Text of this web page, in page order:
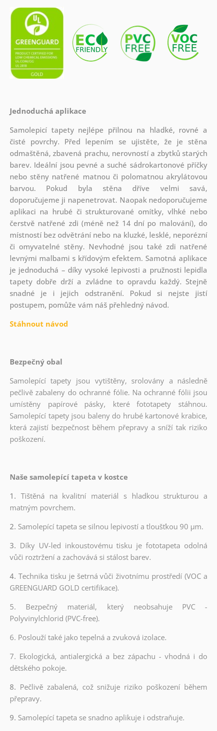
Jednoduchá aplikace
Samolepicí tapety nejlépe přilnou na hladké, rovné a
čisté povrchy. Před lepením se ujistěte, že je stěna
odmaštěná, zbavená prachu, nerovností a zbytků starých
barev. Ideální jsou pevné a suché sádrokartonové příčky
nebo stěny natřené matnou či polomatnou akrylátovou
barvou. Pokud byla stěna dříve velmi savá,
doporučujeme ji napenetrovat. Naopak nedoporučujeme
aplikaci na hrubé či strukturované omítky, vlhké nebo
čerstvě natřené zdi (méně než 14 dní po malování), do
místností bez odvětrání nebo na kluzké, lesklé, neporézní
či omyvatelné stěny. Nevhodné jsou také zdi natřené
levnými malbami s křídovým efektem. Samotná aplikace
je jednoduchá – díky vysoké lepivosti a pružnosti lepidla
tapety dobře drží a zvládne to opravdu každý. Stejně
snadné je i jejich odstranění. Pokud si nejste jistí
postupem, pomůže vám náš přehledný návod.
Stáhnout návod
Bezpečný obal
Samolepící tapety jsou vytištěny, srolovány a následně
pečlivě zabaleny do ochranné fólie. Na ochranné fólii jsou
umístěny papírové pásky, které fototapety stáhnou.
Samolepící tapety jsou baleny do hrubé kartonové krabice,
která zajistí bezpečnost během přepravy a sníží tak riziko
poškození.
Naše samolepící tapeta v kostce
1. Tištěná na kvalitní materiál s hladkou strukturou a
matným povrchem.
2. Samolepící tapeta se silnou lepivostí a tloušťkou 90 µm.
3. Díky UV-led inkoustovému tisku je fototapeta odolná
vůči roztržení a zachovává si stálost barev.
4. Technika tisku je šetrná vůči životnímu prostředí (VOC a
GREENGUARD GOLD certifikace).
5. Bezpečný materiál, který neobsahuje PVC -
Polyvinylchlorid (PVC-free).
6. Poslouží také jako tepelná a zvuková izolace.
7. Ekologická, antialergická a bez zápachu - vhodná i do
dětského pokoje.
8. Pečlivě zabalená, což snižuje riziko poškození během
přepravy.
9. Samolepící tapeta se snadno aplikuje i odstraňuje.